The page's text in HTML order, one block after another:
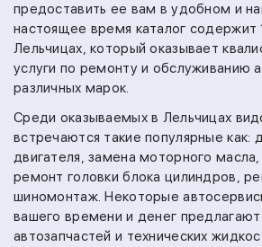
предоставить ее вам в удобном и
настоящее время каталог содержит
Лельчицах, который оказывает
услуги по ремонту и обслуживанию
различных марок.
Среди оказываемых в Лельчицах
встречаются такие популярные как:
двигателя,замена моторного масла,
ремонт головки блока цилиндров,
шиномонтаж. Некоторые
вашего времени и денег
автозапчастей и технических